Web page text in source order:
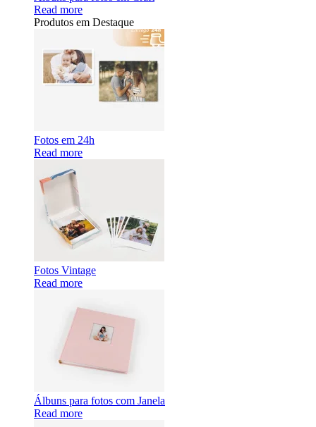
Read more
Produtos em Destaque
Fotos em 24h
Read more
Fotos Vintage
Read more
Álbuns para fotos com Janela
Read more